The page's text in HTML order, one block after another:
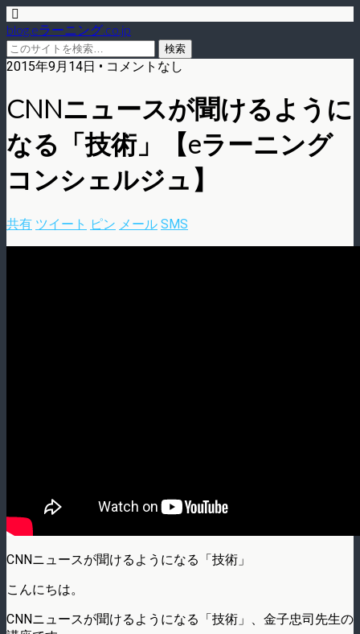
blog.eラーニング.co.jp
2015年9月14日 • コメントなし
CNNニュースが聞けるように
なる「技術」【eラーニング
コンシェルジュ】
共有 ツイート ピン メール SMS
CNNニュースが聞けるようになる「技術」
こんにちは。
CNNニュースが聞けるようになる「技術」、金子忠司先生の